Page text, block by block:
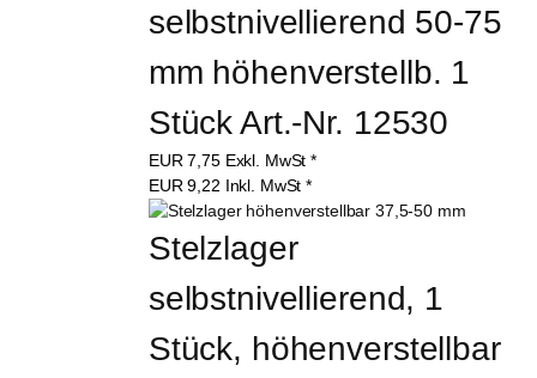
selbstnivellierend 50-75
mm höhenverstellb. 1
Stück Art.-Nr. 12530
EUR7,75 Exkl. MwSt *
EUR9,22 Inkl. MwSt *
Stelzlager
selbstnivellierend, 1
Stück, höhenverstellbar